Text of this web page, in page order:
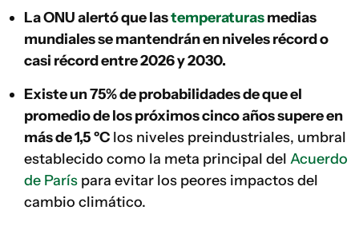
La ONU alertó que lastemperaturasmedias
mundiales se mantendrán en niveles récord o
casi récord entre 2026 y 2030.
Existe un 75% de probabilidades de que el
promedio de los próximos cinco años supere en
más de 1,5 ºC los niveles preindustriales, umbral
establecido como la meta principal del Acuerdo
de París para evitar los peores impactos del
cambio climático.